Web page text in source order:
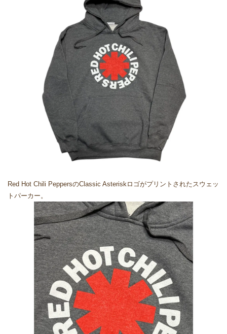
Red Hot Chili PeppersのClassic Asteriskロゴがプリントされたスウェッ
トパーカー。